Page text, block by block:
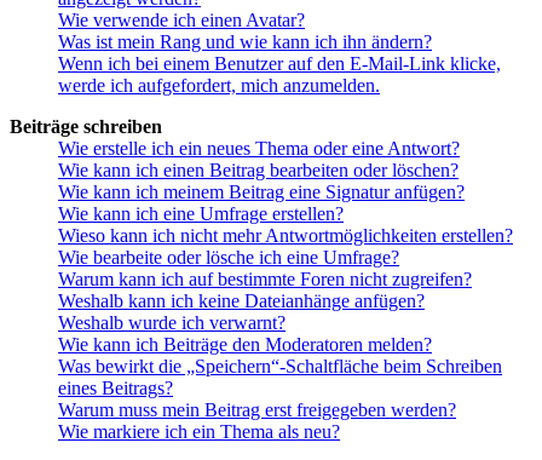
Wie verwende ich einen Avatar?
Was ist mein Rang und wie kann ich ihn ändern?
Wenn ich bei einem Benutzer auf den E-Mail-Link klicke,
werde ich aufgefordert, mich anzumelden.
Beiträge schreiben
Wie erstelle ich ein neues Thema oder eine Antwort?
Wie kann ich einen Beitrag bearbeiten oder löschen?
Wie kann ich meinem Beitrag eine Signatur anfügen?
Wie kann ich eine Umfrage erstellen?
Wieso kann ich nicht mehr Antwortmöglichkeiten erstellen?
Wie bearbeite oder lösche ich eine Umfrage?
Warum kann ich auf bestimmte Foren nicht zugreifen?
Weshalb kann ich keine Dateianhänge anfügen?
Weshalb wurde ich verwarnt?
Wie kann ich Beiträge den Moderatoren melden?
Was bewirkt die „Speichern“-Schaltfläche beim Schreiben
eines Beitrags?
Warum muss mein Beitrag erst freigegeben werden?
Wie markiere ich ein Thema als neu?